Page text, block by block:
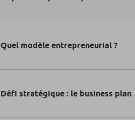
Quel modèle entrepreneurial ?
Défi stratégique : le business plan